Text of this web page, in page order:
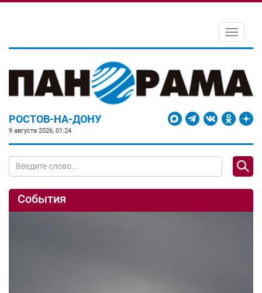
Toggle
РОСТОВ-НА-ДОНУ
9 августа 2026, 01:24
События